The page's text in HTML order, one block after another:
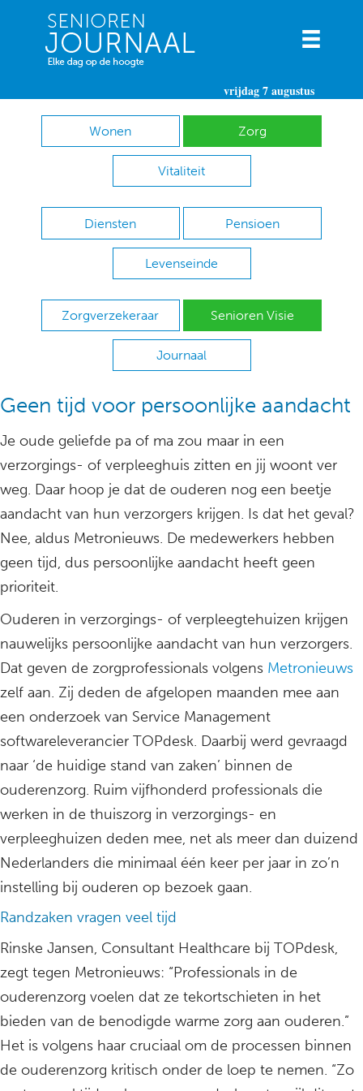
vrijdag 7 augustus
Wonen Zorg
Vitaliteit
Diensten Pensioen
Levenseinde
Zorgverzekeraar Senioren Visie
Journaal
Geen tijd voor persoonlijke aandacht
Je oude geliefde pa of ma zou maar in een
verzorgings- of verpleeghuis zitten en jij woont ver
weg. Daar hoop je dat de ouderen nog een beetje
aandacht van hun verzorgers krijgen. Is dat het geval?
Nee, aldus Metronieuws. De medewerkers hebben
geen tijd, dus persoonlijke aandacht heeft geen
prioriteit.
Ouderen in verzorgings- of verpleegtehuizen krijgen
nauwelijks persoonlijke aandacht van hun verzorgers.
Dat geven de zorgprofessionals volgens Metronieuws
zelf aan. Zij deden de afgelopen maanden mee aan
een onderzoek van Service Management
softwareleverancier TOPdesk. Daarbij werd gevraagd
naar ‘de huidige stand van zaken’ binnen de
ouderenzorg. Ruim vijfhonderd professionals die
werken in de thuiszorg in verzorgings- en
verpleeghuizen deden mee, net als meer dan duizend
Nederlanders die minimaal één keer per jaar in zo’n
instelling bij ouderen op bezoek gaan.
Randzaken vragen veel tijd
Rinske Jansen, Consultant Healthcare bij TOPdesk,
zegt tegen Metronieuws: “Professionals in de
ouderenzorg voelen dat ze tekortschieten in het
bieden van de benodigde warme zorg aan ouderen.”
Het is volgens haar cruciaal om de processen binnen
de ouderenzorg kritisch onder de loep te nemen. “Zo